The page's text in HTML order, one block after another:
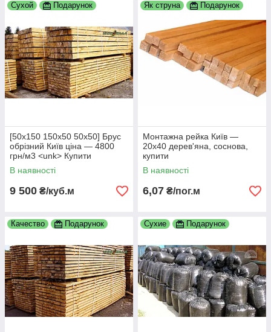
Сухой Подарунок
[50х150 150х50 50х50] Брус
обрізний Київ ціна — 4800
грн/м3 <unk> Купити
пиломатеріали, дошка, бруси
В наявності
9 500 ₴/куб.м
Як струна Подарунок
Монтажна рейка Київ —
20х40 дерев'яна, соснова,
купити
В наявності
6,07 ₴/пог.м
Качество Подарунок Сухие Подарунок